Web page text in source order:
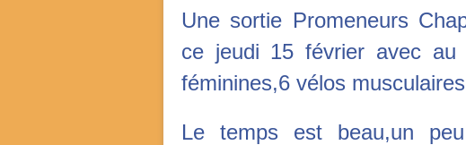
Une sortie Promeneurs
ce jeudi 15 février avec
féminines,6 vélos
Le temps est beau,un